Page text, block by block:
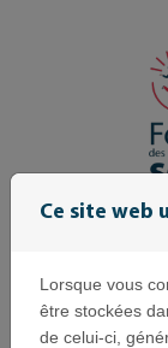
Menu
Ce site web
Lorsque vous
être stockées
de celui-ci,